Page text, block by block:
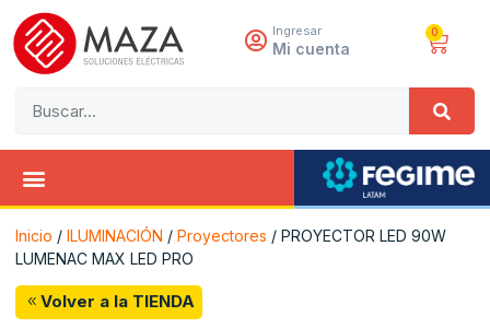
Ingresar
Mi cuenta
0
Inicio / ILUMINACIÓN / Proyectores / PROYECTOR LED 90W
LUMENAC MAX LED PRO
Volver a la TIENDA